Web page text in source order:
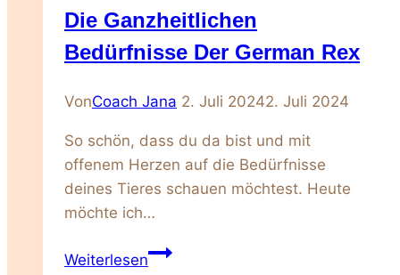
Haltung
Die Ganzheitlichen
Bedürfnisse Der German Rex
VonCoach Jana 2. Juli 20242. Juli 2024
So schön, dass du da bist und mit
offenem Herzen auf die Bedürfnisse
deines Tieres schauen möchtest. Heute
möchte ich…
WeiterlesenDie